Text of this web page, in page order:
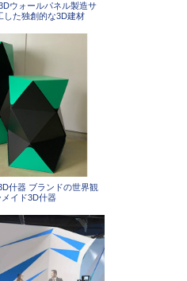
ウォールパネル製造サ
した独創的な3D建材
什器 ブランドの世界観
イド3D什器